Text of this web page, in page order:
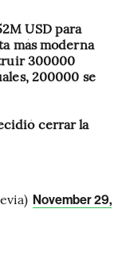
USD para
más moderna
300000
200000 se
cerrar la
November 29,